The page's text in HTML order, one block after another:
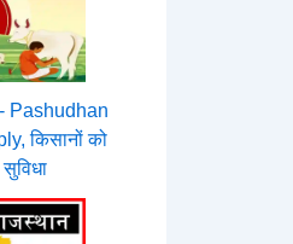
Pashudhan
किसानों को